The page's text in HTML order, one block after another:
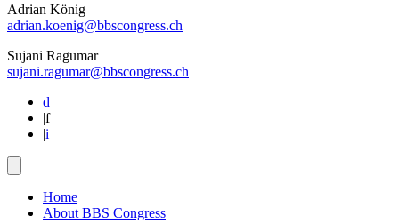
Adrian König
adrian.koenig@bbscongress.ch
Sujani Ragumar
sujani.ragumar@bbscongress.ch
d
|f
|i
Home
About BBS Congress